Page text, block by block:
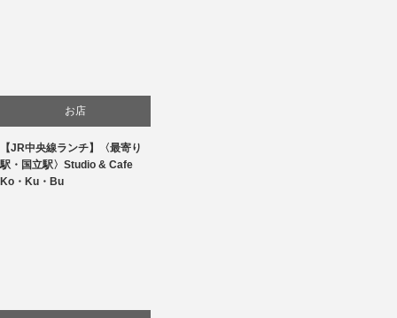
お店
食べ物
【JR中央線ランチ】〈最寄り
駅・国立駅〉Studio & Cafe
Ko・Ku・Bu